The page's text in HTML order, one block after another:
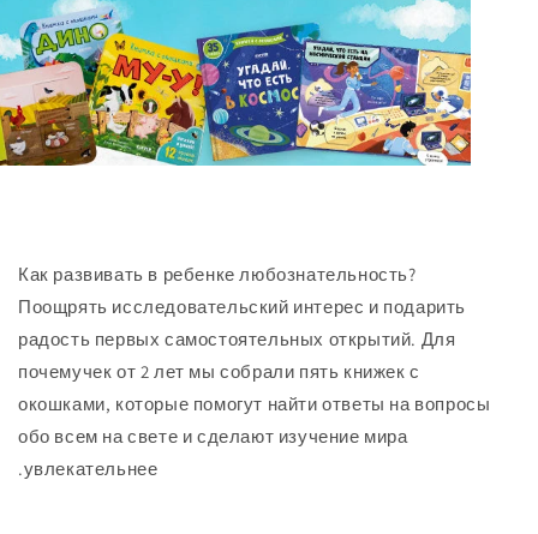
Как развивать в ребенке любознательность?
Поощрять исследовательский интерес и
радость первых самостоятельных открытий. Для
почемучек от 2 лет мы собрали пять книжек с
окошками, которые помогут найти ответы на
обо всем на свете и сделают изучение мира
увлекательнее.